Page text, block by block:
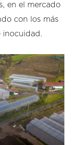
en el mercado
con los más
inocuidad.